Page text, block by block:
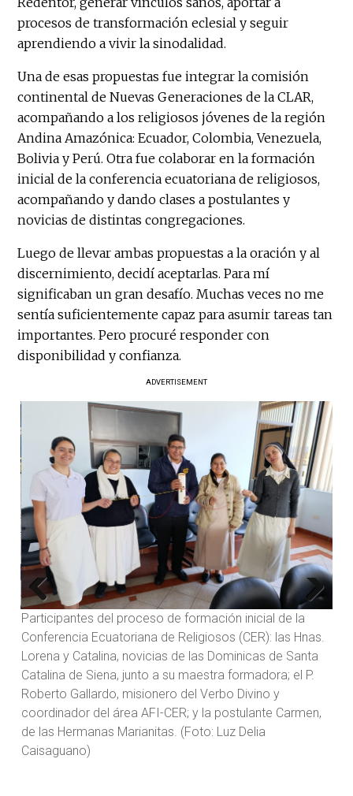
procesos de transformación eclesial y seguir
aprendiendo a vivir la sinodalidad.
Una de esas propuestas fue integrar la comisión
continental de Nuevas Generaciones de la CLAR,
acompañando a los religiosos jóvenes de la región
Andina Amazónica: Ecuador, Colombia, Venezuela,
Bolivia y Perú. Otra fue colaborar en la formación
inicial de la conferencia ecuatoriana de religiosos,
acompañando y dando clases a postulantes y
novicias de distintas congregaciones.
Luego de llevar ambas propuestas a la oración y al
discernimiento, decidí aceptarlas. Para mí
significaban un gran desafío. Muchas veces no me
sentía suficientemente capaz para asumir tareas tan
importantes. Pero procuré responder con
disponibilidad y confianza.
ADVERTISEMENT
Participantes del proceso de formación inicial de la
Conferencia Ecuatoriana de Religiosos (CER): las Hnas.
Lorena y Catalina, novicias de las Dominicas de Santa
Catalina de Siena, junto a su maestra formadora; el P.
Roberto Gallardo, misionero del Verbo Divino y
coordinador del área AFI-CER; y la postulante Carmen,
de las Hermanas Marianitas. (Foto: Luz Delia
Caisaguano)
El
Previous Next